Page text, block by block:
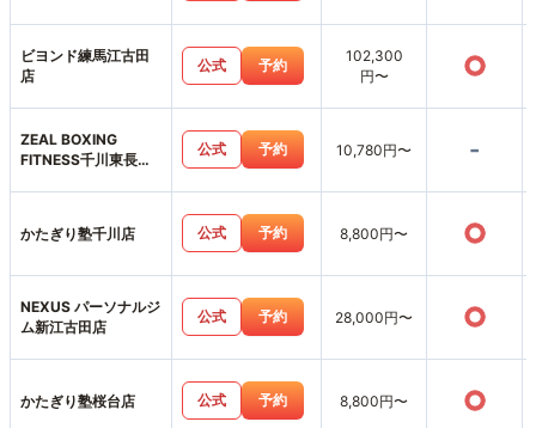
ビヨンド練馬江古田
店
公式 予約
102,300
円〜
○
ZEAL BOXING
FITNESS千川東長崎
公式 予約 10,780円〜 -
かたぎり塾千川店 公式 予約 8,800円〜 ○
NEXUS パーソナルジ
ム新江古田店
公式 予約 28,000円〜 ○
かたぎり塾桜台店 公式 予約 8,800円〜 ○